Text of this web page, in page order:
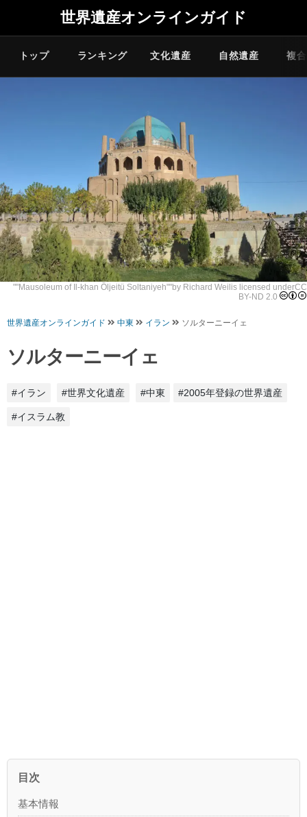
世界遺産オンラインガイド
トップ ランキング 文化遺産 自然遺産 複
""Mausoleum of Il-khan Öljeitü Soltaniyeh""by Richard Weil is licensed underCC
BY-ND 2.0
世界遺産オンラインガイド 中東 イラン ソルターニーイェ
ソルターニーイェ
#イラン #世界文化遺産 #中東 #2005年登録の世界遺産
#イスラム教
目次
基本情報